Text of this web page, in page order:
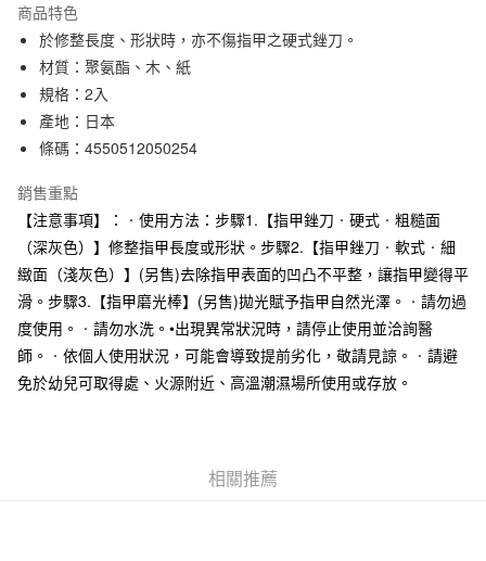
信用卡分期付款
3 期 0 利率 每期 NT$30
合作金庫商業銀行
華南商業銀行
上海商業儲蓄銀行
臺灣中小企業銀行
匯豐（台灣）商業銀行
華泰商業銀行
聯邦商業銀行
遠東國際商業銀行
元大商業銀行
永豐商業銀行
玉山商業銀行
星展（台灣）商業銀行
台新國際商業銀行
中國信託商業銀行
台灣樂天信用卡公司
超商取貨付款
LINE Pay
Apple Pay
街口支付
悠遊付
運送方式
全家取貨付款
每筆NT$65，滿NT$1,000(含以上)免運費
商品特色
於修整長度、形狀時，亦不傷指甲之硬式銼刀。
材質：聚氨酯、木、紙
規格：2入
產地：日本
條碼：4550512050254
銷售重點
【注意事項】：‧使用方法：步驟1.【指甲銼刀‧硬式‧粗糙面
（深灰色）】修整指甲長度或形狀。步驟2.【指甲銼刀‧軟式‧細
緻面（淺灰色）】(另售)去除指甲表面的凹凸不平整，讓指甲變得平
滑。步驟3.【指甲磨光棒】(另售)拋光賦予指甲自然光澤。‧請勿過
度使用。‧請勿水洗。•出現異常狀況時，請停止使用並洽詢醫
師。‧依個人使用狀況，可能會導致提前劣化，敬請見諒。‧請避
免於幼兒可取得處、火源附近、高溫潮濕場所使用或存放。
相關推薦